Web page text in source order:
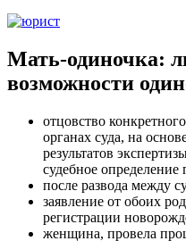
Мать-одиночка:
возможности
отцовство
органах суда, на
результатов
судебное определение
после развода между
заявление от обоих
регистрации
женщина, провела